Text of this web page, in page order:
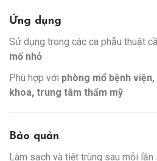
Ứng dụng
Sử dụng trong các ca phẫu thuật
mổ nhỏ
Phù hợp với phòng mổ bệnh
khoa, trung tâm thẩm mỹ
Bảo quản
Làm sạch và tiệt trùng sau mỗi lần